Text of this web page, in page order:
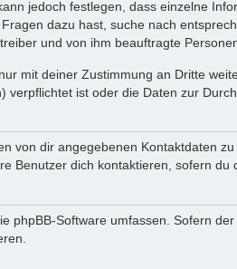
jedoch festlegen, dass einzelne
dazu hast, suche nach
und von ihm beauftragte
mit deiner Zustimmung an Dritte
ist oder die Daten zur
von dir angegebenen Kontaktdaten
Benutzer dich kontaktieren, sofern
phpBB-Software umfassen. Sofern